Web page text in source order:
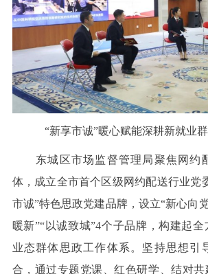
“新享市诚”暖心赋能深耕新就业
东城区市场监督管理局聚焦网约
体，成立全市首个区级网约配送行业党
市诚”特色思政党建品牌，设立“新心向
暖新”“以诚致城”4个子品牌，构建起
业态群体思政工作体系。坚持思想引
合，通过专题党课、红色研学、结对